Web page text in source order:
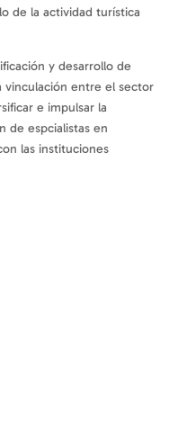
de la actividad turística
y desarrollo de
vinculación entre el sector
e impulsar la
de espcialistas en
las instituciones